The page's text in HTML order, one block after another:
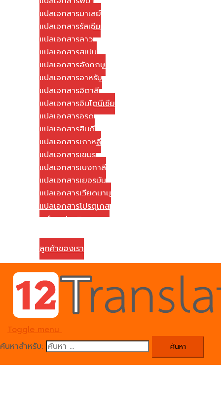
แปลเอกสารมาเลย์
แปลเอกสารรัสเซีย
แปลเอกสารลาว
แปลเอกสารสเปน
แปลเอกสารอังกฤษ
แปลเอกสารอาหรับ
แปลเอกสารอิตาลี
แปลเอกสารอินโดนีเซีย
แปลเอกสารอูรดู
แปลเอกสารฮินดี
แปลเอกสารเกาหลี
แปลเอกสารเขมร
แปลเอกสารเบงกาลี
แปลเอกสารเยอรมัน
แปลเอกสารเวียดนาม
แปลเอกสารโปรตุเกส
วิธีการชำระค่าบริการ
ติดต่อเรา
ลูกค้าของเรา
Toggle menu
ค้นหาสำหรับ: